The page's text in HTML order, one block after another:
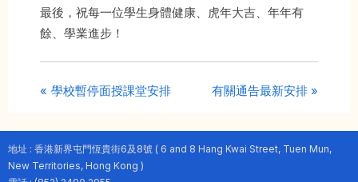
最後，祝每一位學生身體健康、虎年大吉、年年有
餘、學業進步！
Post
navigation
P
e
v
i
學校暫停面授課堂安排
N
x
t
有關通告最新安排
地址 : 香港新界屯門恆貴街6及8號 ( 6 and 8 Hang Kwai Street, Tuen Mun,
New Territories, Hong Kong )